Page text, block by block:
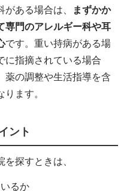
ある場合は、
まずかか
専門のアレルギー科や耳
です。重い持病がある場
に指摘されている場合
薬の調整や生活指導を含
ます。
ント
探すときは、
るか